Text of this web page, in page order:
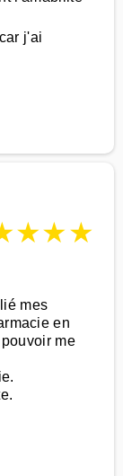
j'ai
★★★
mes
en
me